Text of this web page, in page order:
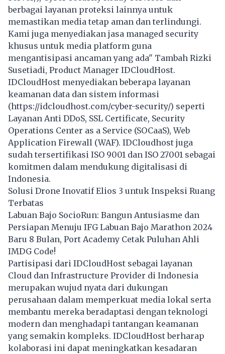
berbagai layanan proteksi lainnya untuk
memastikan media tetap aman dan terlindungi.
Kami juga menyediakan jasa managed security
khusus untuk media platform guna
mengantisipasi ancaman yang ada" Tambah Rizki
Susetiadi, Product Manager IDCloudHost.
IDCloudHost menyediakan beberapa layanan
keamanan data dan sistem informasi
(https://idcloudhost.com/cyber-security/) seperti
Layanan Anti DDoS, SSL Certificate, Security
Operations Center as a Service (SOCaaS), Web
Application Firewall (WAF). IDCloudhost juga
sudah tersertifikasi ISO 9001 dan ISO 27001 sebagai
komitmen dalam mendukung digitalisasi di
Indonesia.
Solusi Drone Inovatif Elios 3 untuk Inspeksi Ruang
Terbatas
Labuan Bajo SocioRun: Bangun Antusiasme dan
Persiapan Menuju IFG Labuan Bajo Marathon 2024
Baru 8 Bulan, Port Academy Cetak Puluhan Ahli
IMDG Code!
Partisipasi dari IDCloudHost sebagai layanan
Cloud dan Infrastructure Provider di Indonesia
merupakan wujud nyata dari dukungan
perusahaan dalam memperkuat media lokal serta
membantu mereka beradaptasi dengan teknologi
modern dan menghadapi tantangan keamanan
yang semakin kompleks. IDCloudHost berharap
kolaborasi ini dapat meningkatkan kesadaran